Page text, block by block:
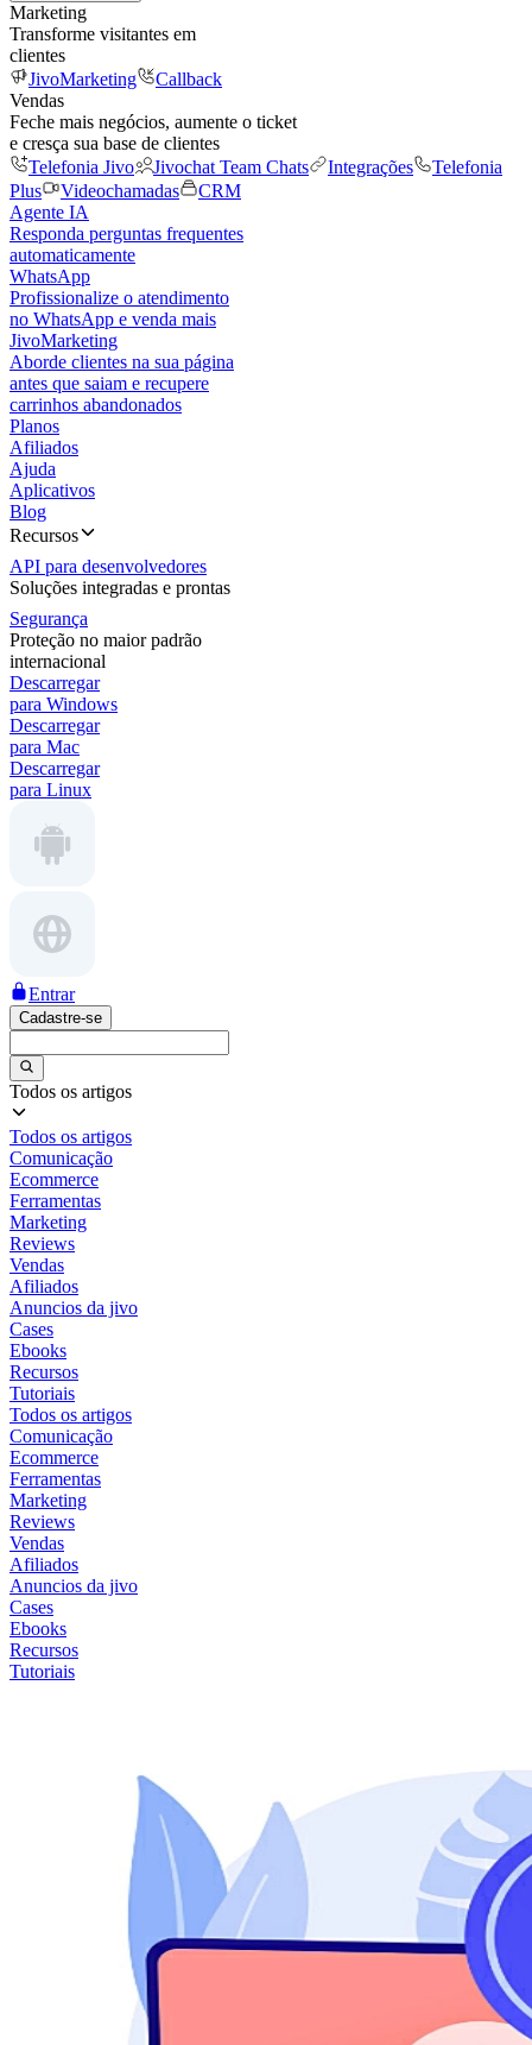
Marketing
Transforme visitantes em
clientes
JivoMarketing
Callback
Vendas
Feche mais negócios, aumente o ticket
e cresça sua base de clientes
Telefonia Jivo
Jivochat Team Chats Integrações
Telefonia
Plus
Videochamadas
CRM
Agente IA
Responda perguntas frequentes
automaticamente
WhatsApp
Profissionalize o atendimento
no WhatsApp e venda mais
JivoMarketing
Aborde clientes na sua página
antes que saiam e recupere
carrinhos abandonados
Planos
Afiliados
Ajuda
Aplicativos
Blog
Recursos
API para desenvolvedores
Soluções integradas e prontas
Segurança
Proteção no maior padrão
internacional
Descarregar
para Windows
Descarregar
para Mac
Descarregar
para Linux
Entrar
Cadastre-se
Todos os artigos
Todos os artigos
Comunicação
Ecommerce
Ferramentas
Marketing
Reviews
Vendas
Afiliados
Anuncios da jivo
Cases
Ebooks
Recursos
Tutoriais
Todos os artigos
Comunicação
Ecommerce
Ferramentas
Marketing
Reviews
Vendas
Afiliados
Anuncios da jivo
Cases
Ebooks
Recursos
Tutoriais